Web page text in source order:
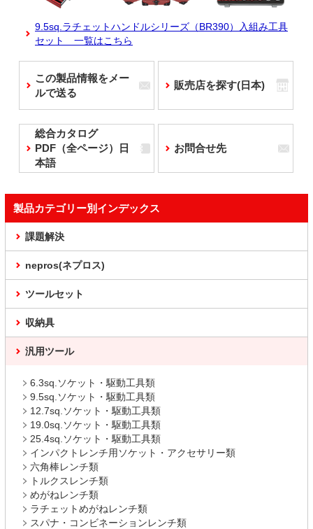
9.5sq.ラチェットハンドルシリーズ（BR390）入組み工具
セット 一覧はこちら
この製品情報をメー
ルで送る
販売店を探す(日本)
総合カタログ
PDF（全ページ）日
本語
お問合せ先
製品カテゴリー別インデックス
課題解決
nepros(ネプロス)
ツールセット
収納具
汎用ツール
6.3sq.ソケット・駆動工具類
9.5sq.ソケット・駆動工具類
12.7sq.ソケット・駆動工具類
19.0sq.ソケット・駆動工具類
25.4sq.ソケット・駆動工具類
インパクトレンチ用ソケット・アクセサリー類
六角棒レンチ類
トルクスレンチ類
めがねレンチ類
ラチェットめがねレンチ類
スパナ・コンビネーションレンチ類